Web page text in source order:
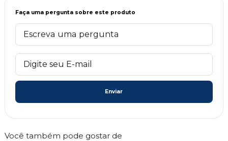
Faça uma pergunta sobre este produto
Enviar
Você também pode gostar de